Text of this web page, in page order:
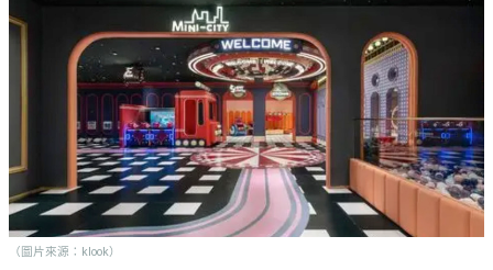
聚
會
及
們 處
到
會
#
（圖片來源：klook）